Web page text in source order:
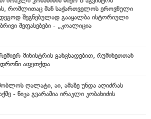
რომლითაც მან საქართველოს ეროვნული
შეგნებულად გააყალბა ისტორიული
შეფასებები - „კოალიცია
მინისტრის განცხადებით, რუმინეთთან
დრონი აფეთქდა
ღალატი, აი, ამაზე უნდა აღიძრას
- ნიკა გვარამია ირაკლი კობახიძის